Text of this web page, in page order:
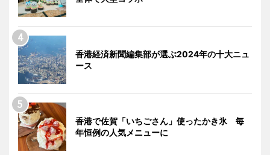
香港経済新聞編集部が選ぶ2024年の十大ニュ
ース
香港で佐賀「いちごさん」使ったかき氷 毎
年恒例の人気メニューに